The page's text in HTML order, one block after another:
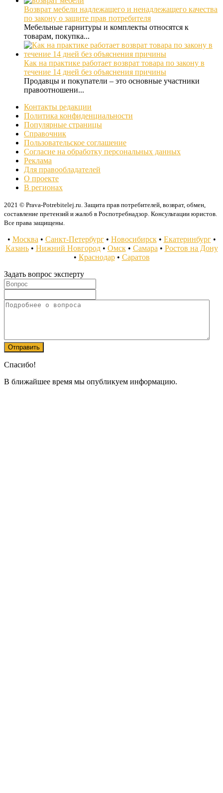
Возврат мебели надлежащего и ненадлежащего качества
по закону о защите прав потребителя
Мебельные гарнитуры и комплекты относятся к
товарам, покупка...
Как на практике работает возврат товара по закону в
течение 14 дней без объяснения причины
Продавцы и покупатели – это основные участники
правоотношени...
Контакты редакции
Политика конфиденциальности
Популярные страницы
Справочник
Пользовательское соглашение
Согласие на обработку персональных данных
Реклама
Для правообладателей
О проекте
В регионах
2021 © Prava-Potrebitelej.ru. Защита прав потребителей, возврат, обмен,
составление претензий и жалоб в Роспотребнадзор. Консультации юристов.
Все права защищены.
• Москва • Санкт-Петербург• Новосибирск• Екатеринбург•
Казань• Нижний Новгород• Омск• Самара • Ростов на Дону
• Краснодар• Саратов
Задать вопрос эксперту
Спасибо!
В ближайшее время мы опубликуем информацию.